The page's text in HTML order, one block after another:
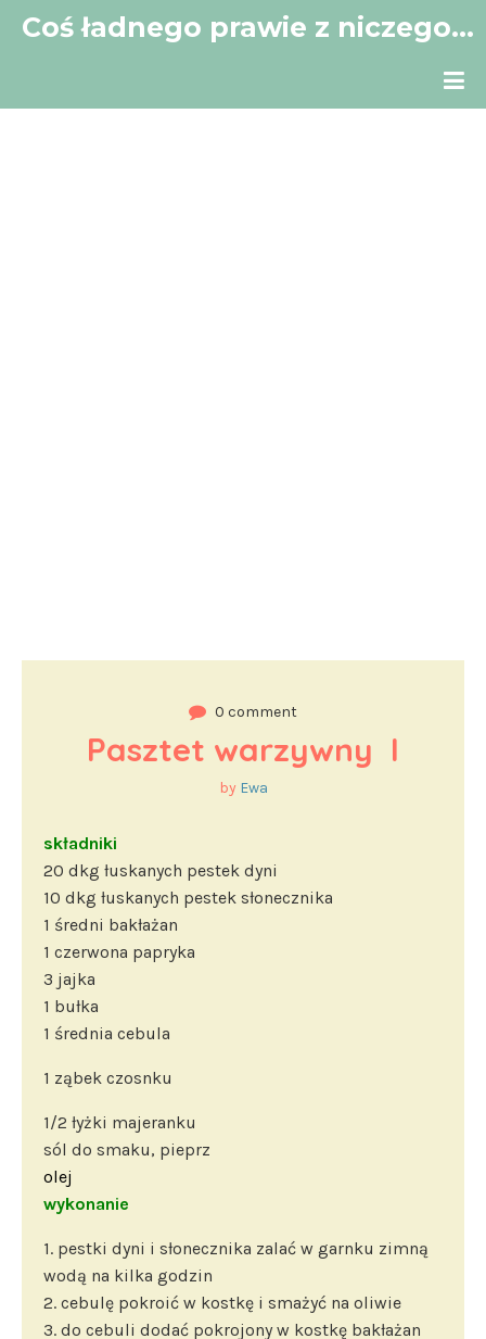
Coś ładnego prawie z niczego…
0 comment
Pasztet warzywny  I
by Ewa
składniki
20 dkg łuskanych pestek dyni
10 dkg łuskanych pestek słonecznika
1 średni bakłażan
1 czerwona papryka
3 jajka
1 bułka
1 średnia cebula
1 ząbek czosnku
1/2 łyżki majeranku
sól do smaku, pieprz
olej
wykonanie
1. pestki dyni i słonecznika zalać w garnku zimną
wodą na kilka godzin
2. cebulę pokroić w kostkę i smażyć na oliwie
3. do cebuli dodać pokrojony w kostkę bakłażan